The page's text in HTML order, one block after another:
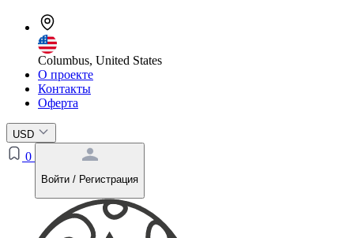
Columbus, United States
О проекте
Контакты
Оферта
USD
0
Войти / Регистрация